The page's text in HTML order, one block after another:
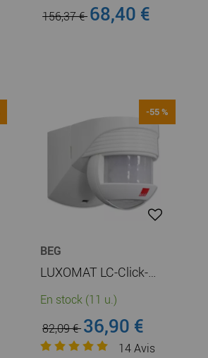
156,37 €68,40 €
-55 %
BEG
LUXOMAT LC-Click-N 200 (91002)
En stock (11 u.)
82,09 €36,90 €
14Avis